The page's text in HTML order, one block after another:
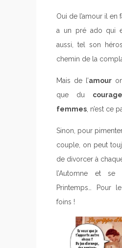
Oui de l’amour il en
a un pré ado qui
aussi, tel son
chemin de la
Mais de l’amouron
que du courage
femmes , n’est ce
Sinon, pour
couple, on peut
de divorcer à
l’Automne et se
Printemps… Pour
foins !